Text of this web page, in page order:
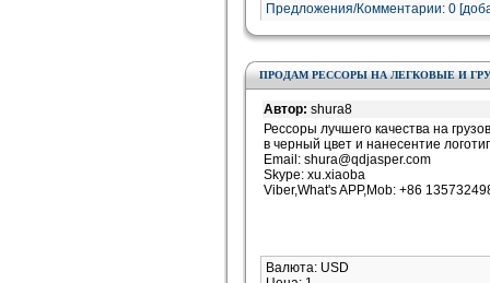
Предложения/Комментарии: 0
ПРОДАМ РЕССОРЫ НА ЛЕГКОВЫЕ И
Автор: shura8
Рессоры лучшего качества на
в черный цвет и нанесентие
Email: shura@qdjasper.com
Skype: xu.xiaoba
Viber,What's APP,Mob: +86
Валюта: USD